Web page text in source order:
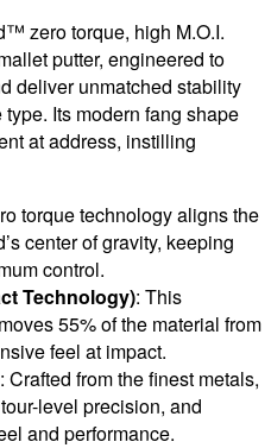
zero torque, high M.O.I.
putter, engineered to
deliver unmatched stability
Its modern fang shape
at address, instilling
torque technology aligns the
center of gravity, keeping
control.
Technology): This
55% of the material from
feel at impact.
: Crafted from the finest metals,
level precision, and
and performance.